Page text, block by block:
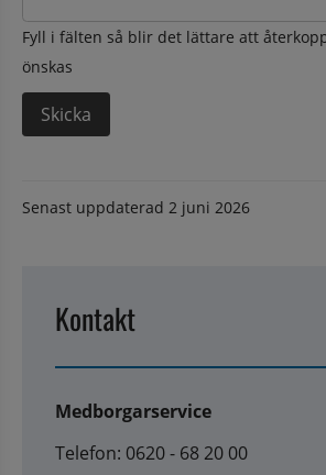
Fyll i fälten så blir det lättare att
önskas
Senast uppdaterad 2 juni 2026
Kontakt
Medborgarservice
Telefon: 0620 - 68 20 00